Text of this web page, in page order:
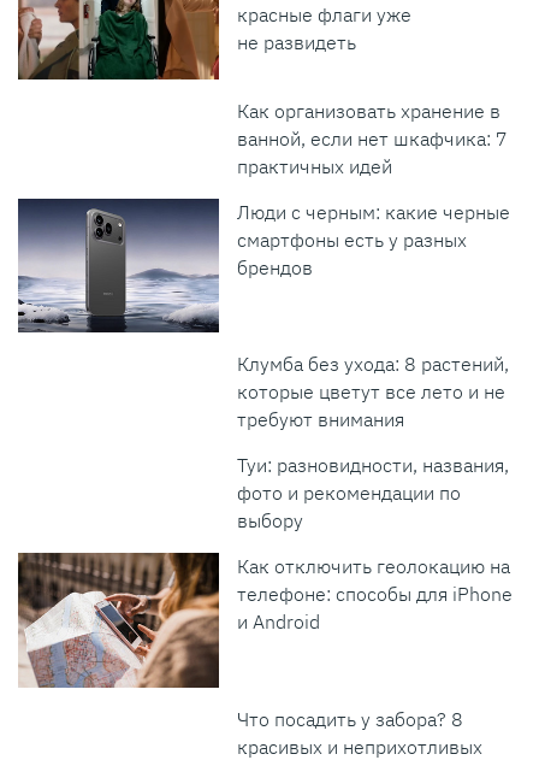
красные флаги уже
не развидеть
Как организовать хранение в
ванной, если нет шкафчика: 7
практичных идей
Люди с черным: какие черные
смартфоны есть у разных
брендов
Клумба без ухода: 8 растений,
которые цветут все лето и не
требуют внимания
Туи: разновидности, названия,
фото и рекомендации по
выбору
Как отключить геолокацию на
телефоне: способы для iPhone
и Android
Что посадить у забора? 8
красивых и неприхотливых